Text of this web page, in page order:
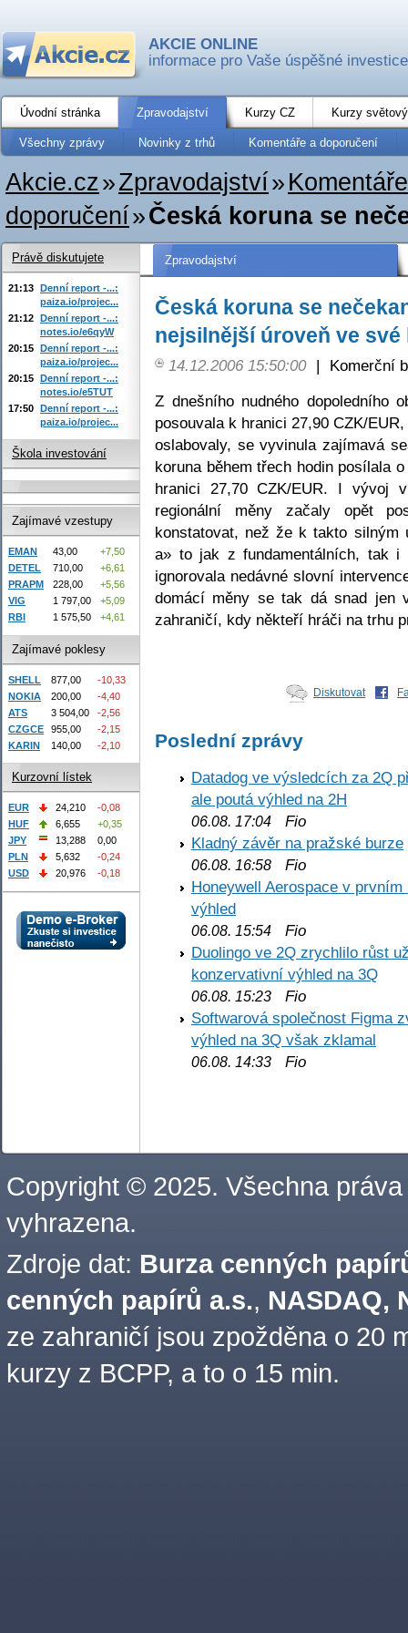
AKCIE ONLINE
informace pro Vaše úspěšné investice
Úvodní stránka Zpravodajství Kurzy CZ Kurzy
Všechny zprávy Novinky z trhů Komentáře a doporučení
Akcie.cz»Zpravodajství»
doporučení»Česká koruna se
Zpravodajství
Česká koruna se
nejsilnější úroveň ve
14.12.2006 15:50:00 |
Komerční
Z dnešního nudného dopoledního
posouvala k hranici 27,90 CZK/
oslabovaly, se vyvinula zajímavá
koruna během třech hodin posílala
hranici 27,70 CZK/EUR. I vývoj
regionální měny začaly opět
konstatovat, než že k takto silným
a» to jak z fundamentálních, tak i
ignorovala nedávné slovní
domácí měny se tak dá snad jen
zahraničí, kdy někteří hráči na trhu
Diskutovat
Poslední zprávy
Datadog ve výsledcích za 2Q
ale poutá výhled na 2H
06.08. 17:04 Fio
Kladný závěr na pražské burze
06.08. 16:58 Fio
Honeywell Aerospace v
výhled
06.08. 15:54 Fio
Duolingo ve 2Q zrychlilo růst
konzervativní výhled na 3Q
06.08. 15:23 Fio
Softwarová společnost Figma
výhled na 3Q však zklamal
06.08. 14:33 Fio
Právě diskutujete
21:13 Denní report -...:
paiza.io/projec...
21:12 Denní report -...:
notes.io/e6qyW
20:15 Denní report -...:
paiza.io/projec...
20:15 Denní report -...:
notes.io/e5TUT
17:50 Denní report -...:
paiza.io/projec...
Škola investování
Zajímavé vzestupy
EMAN 43,00
+7,50
DETEL
710,00
+6,61
PRAPM
228,00
+5,56
VIG
1 797,00
+5,09
RBI
1 575,50 +4,61
Zajímavé poklesy
SHELL 877,00
-10,33
NOKIA
200,00
-4,40
ATS
3 504,00
-2,56
CZGCE
955,00
-2,15
KARIN
140,00 -2,10
Kurzovní lístek
EUR 24,210
-0,08
HUF
6,655
+0,35
JPY
13,288
0,00
PLN
5,632
-0,24
USD
20,976 -0,18
Copyright © 2025. Všechna práva
vyhrazena.
Zdroje dat: Burza cenných
cenných papírů a.s., NASDAQ,
ze zahraničí jsou zpožděna o 20
kurzy z BCPP, a to o 15 min.